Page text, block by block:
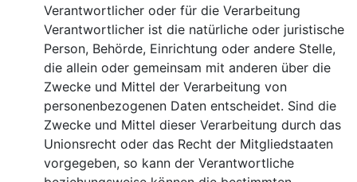
Verantwortlicher oder für die Verarbeitung
Verantwortlicher ist die natürliche oder juristische
Person, Behörde, Einrichtung oder andere Stelle,
die allein oder gemeinsam mit anderen über die
Zwecke und Mittel der Verarbeitung von
personenbezogenen Daten entscheidet. Sind die
Zwecke und Mittel dieser Verarbeitung durch das
Unionsrecht oder das Recht der Mitgliedstaaten
vorgegeben, so kann der Verantwortliche